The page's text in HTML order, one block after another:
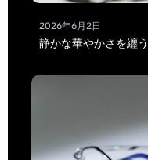
2026年6月2日
静かな華やかさを纏